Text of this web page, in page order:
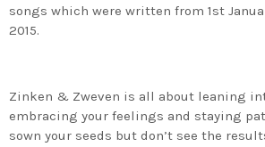
songs which were written from 1st
2015.
Zinken & Zweven is all about leaning
embracing your feelings and staying
sown your seeds but don’t see the